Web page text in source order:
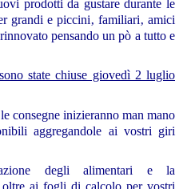
prodotti da gustare durante le
grandi e piccini‚ familiari‚ amici
pensando un pò a tutto e
state chiuse giovedì 2 luglio
consegne inizieranno man mano
aggregandole ai vostri giri
degli alimentari e la